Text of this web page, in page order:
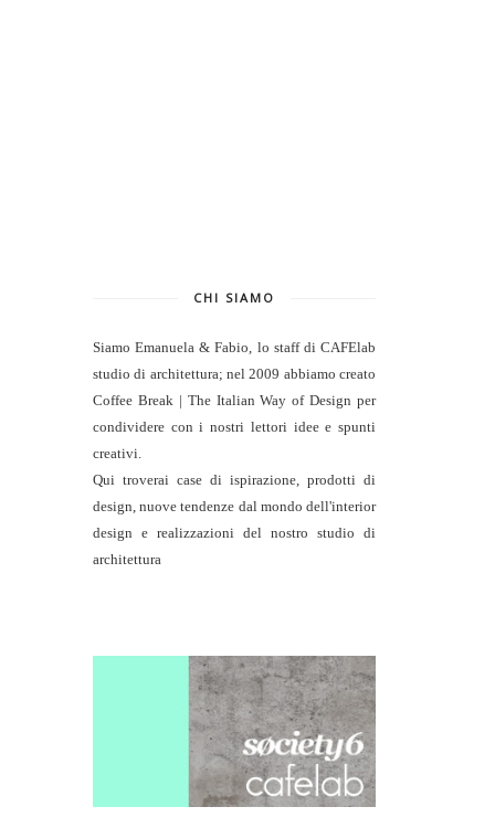
CHI SIAMO
Siamo Emanuela & Fabio, lo staff di CAFElab
studio di architettura; nel 2009 abbiamo creato
Coffee Break | The Italian Way of Design per
condividere con i nostri lettori idee e spunti
creativi.
Qui troverai case di ispirazione, prodotti di
design, nuove tendenze dal mondo dell'interior
design e realizzazioni del nostro studio di
architettura